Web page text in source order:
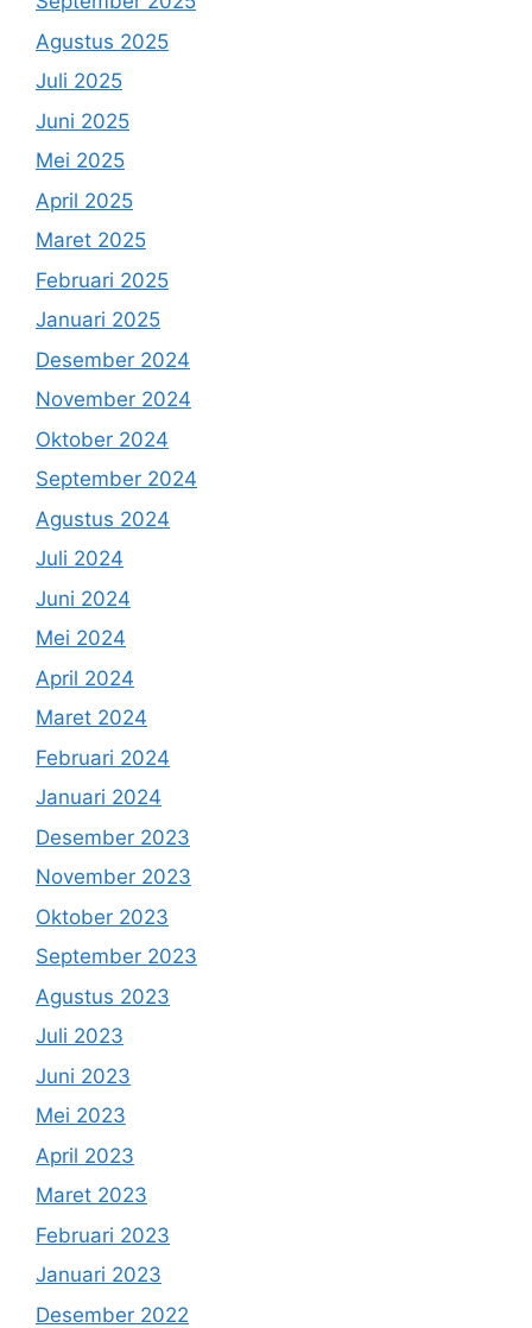
Agustus 2025
Juli 2025
Juni 2025
Mei 2025
April 2025
Maret 2025
Februari 2025
Januari 2025
Desember 2024
November 2024
Oktober 2024
September 2024
Agustus 2024
Juli 2024
Juni 2024
Mei 2024
April 2024
Maret 2024
Februari 2024
Januari 2024
Desember 2023
November 2023
Oktober 2023
September 2023
Agustus 2023
Juli 2023
Juni 2023
Mei 2023
April 2023
Maret 2023
Februari 2023
Januari 2023
Desember 2022